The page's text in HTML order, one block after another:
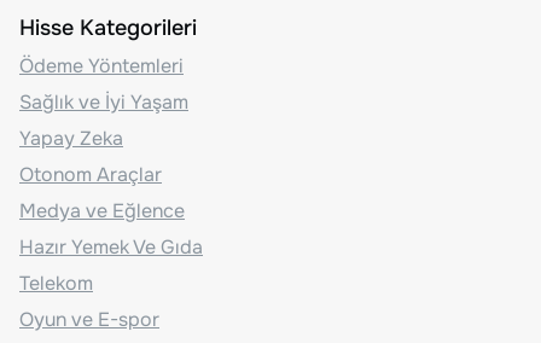
Hisse Kategorileri
Ödeme Yöntemleri
Sağlık ve İyi Yaşam
Yapay Zeka
Otonom Araçlar
Medya ve Eğlence
Hazır Yemek Ve Gıda
Telekom
Oyun ve E-spor